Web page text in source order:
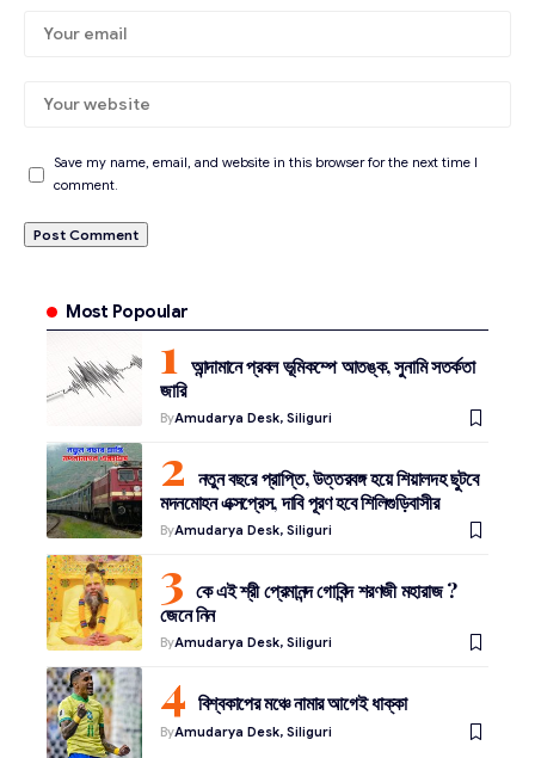
Save my name, email, and website in this browser for the next time I
comment.
Most Popoular
আন্দামানে প্রবল ভূমিকম্পে আতঙ্ক, সুনামি সতর্কতা
জারি
ByAmudarya Desk, Siliguri
নতুন বছরে প্রাপ্তি, উত্তরবঙ্গ হয়ে শিয়ালদহ ছুটবে
মদনমোহন এক্সপ্রেস, দাবি পূরণ হবে শিলিগুড়িবাসীর
ByAmudarya Desk, Siliguri
কে এই শ্রী প্রেমানন্দ গোবিন্দ শরণজী মহারাজ ?
জেনে নিন
ByAmudarya Desk, Siliguri
বিশ্বকাপের মঞ্চে নামার আগেই ধাক্কা
ByAmudarya Desk, Siliguri